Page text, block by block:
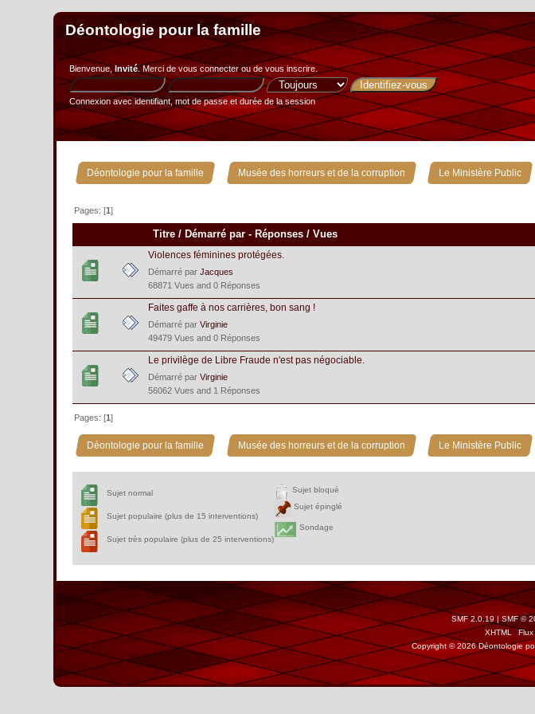
Déontologie pour la famille
Bienvenue,Invité. Merci devous connecterou devous inscrire.
Connexion avec identifiant, mot de passe et durée de la session
Déontologie pour la famille » Musée des horreurs et de la corruption » Le Ministère Public
Pages: [1]
Titre / Démarré par - Réponses /Vues
Violences féminines protégées.
Démarré parJacques
68871 Vues and 0 Réponses
Faites gaffe à nos carrières, bon sang !
Démarré parVirginie
49479 Vues and 0 Réponses
Le privilège de Libre Fraude n'est pas négociable.
Démarré parVirginie
56062 Vues and 1 Réponses
Pages: [1]
Déontologie pour la famille » Musée des horreurs et de la corruption » Le Ministère Public
Sujet normal
Sujet populaire (plus de 15 interventions)
Sujet très populaire (plus de 25 interventions)
Sujet bloqué
Sujet épinglé
Sondage
SMF 2.0.19 | SMF ©
XHTML
Flux
Copyright © 2026 Déontologie